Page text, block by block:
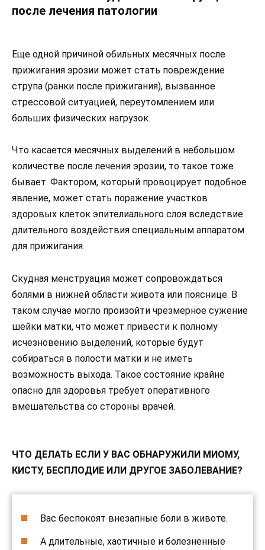
после лечения патологии
Еще одной причиной обильных месячных после
прижигания эрозии может стать повреждение
струпа (ранки после прижигания), вызванное
стрессовой ситуацией, переутомлением или
больших физических нагрузок.
Что касается месячных выделений в небольшом
количестве после лечения эрозии, то такое тоже
бывает. Фактором, который провоцирует подобное
явление, может стать поражение участков
здоровых клеток эпителиального слоя вследствие
длительного воздействия специальным аппаратом
для прижигания.
Скудная менструация может сопровождаться
болями в нижней области живота или пояснице. В
таком случае могло произойти чрезмерное сужение
шейки матки, что может привести к полному
исчезновению выделений, которые будут
собираться в полости матки и не иметь
возможность выхода. Такое состояние крайне
опасно для здоровья требует оперативного
вмешательства со стороны врачей.
ЧТО ДЕЛАТЬ ЕСЛИ У ВАС ОБНАРУЖИЛИ МИОМУ,
КИСТУ, БЕСПЛОДИЕ ИЛИ ДРУГОЕ ЗАБОЛЕВАНИЕ?
Вас беспокоят внезапные боли в животе.
А длительные, хаотичные и болезненные